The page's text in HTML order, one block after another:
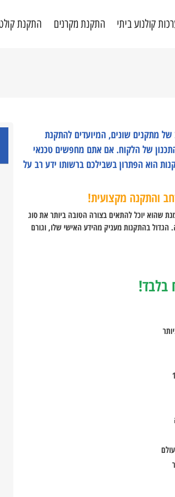
קולנוע ביתי התקנת מקרנים התקנת
של מתקנים שונים, המיועדים להתקנת
של הלקוח. אם אתם מחפשים טכנאי
הוא הפתרון בשבילכם ברשותו ידע רב על
והתקנה מקצועית!
שהוא יוכל להתאים בצורה הטובה ביותר את סוג
בהתקנות מעניק מהידע האישי שלו, וגורם